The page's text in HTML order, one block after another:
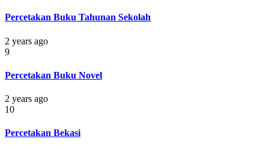
Percetakan Buku Tahunan Sekolah
2 years ago
9
Percetakan Buku Novel
2 years ago
10
Percetakan Bekasi